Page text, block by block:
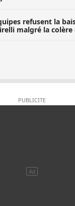
refusent la
malgré la